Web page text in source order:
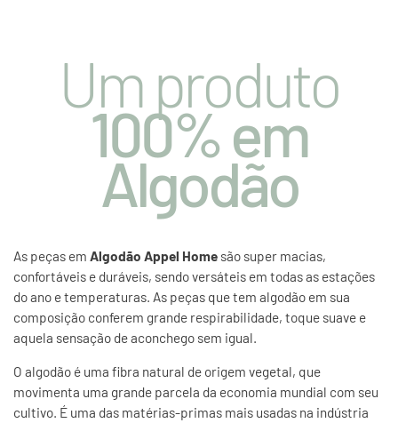
Um produto
100% em
Algodão
As peças em Algodão Appel Home são super macias,
confortáveis e duráveis, sendo versáteis em todas as estações
do ano e temperaturas. As peças que tem algodão em sua
composição conferem grande respirabilidade, toque suave e
aquela sensação de aconchego sem igual.
O algodão é uma fibra natural de origem vegetal, que
movimenta uma grande parcela da economia mundial com seu
cultivo. É uma das matérias-primas mais usadas na indústria